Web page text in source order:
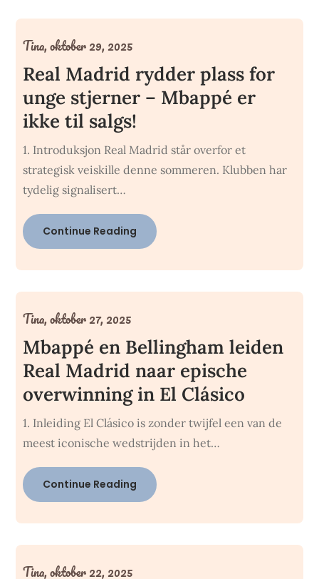
Real Madrid rydder plass for
unge stjerner – Mbappé er
ikke til salgs!
Tina,oktober 29, 2025
1. Introduksjon Real Madrid står overfor et
strategisk veiskille denne sommeren. Klubben har
tydelig signalisert…
Continue Reading
Mbappé en Bellingham leiden
Real Madrid naar epische
overwinning in El Clásico
Tina,oktober 27, 2025
1. Inleiding El Clásico is zonder twijfel een van de
meest iconische wedstrijden in het…
Continue Reading
Tina,oktober 22, 2025